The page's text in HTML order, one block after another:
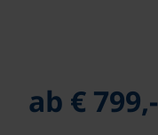
ab € 799,-